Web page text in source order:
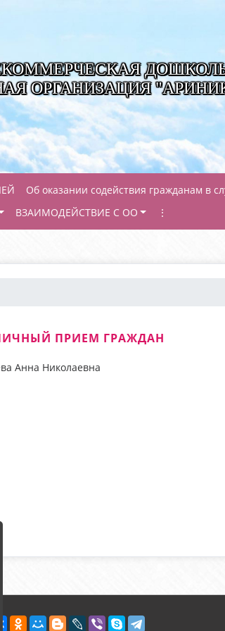
ОРГАНИЗАЦИЯ
Об оказании содействия гражданам в
ВЗАИМОДЕЙСТВИЕ С ОО ⋮
ПРИЕМ ГРАЖДАН
Анна Николаевна